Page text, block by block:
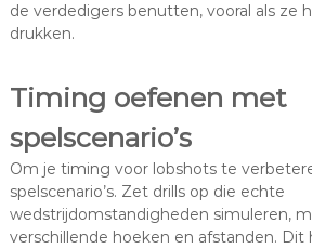
de verdedigers benutten, vooral als ze
drukken.
Timing oefenen met
spelscenario’s
Om je timing voor lobshots te
spelscenario’s. Zet drills op die echte
wedstrijdomstandigheden simuleren,
verschillende hoeken en afstanden.